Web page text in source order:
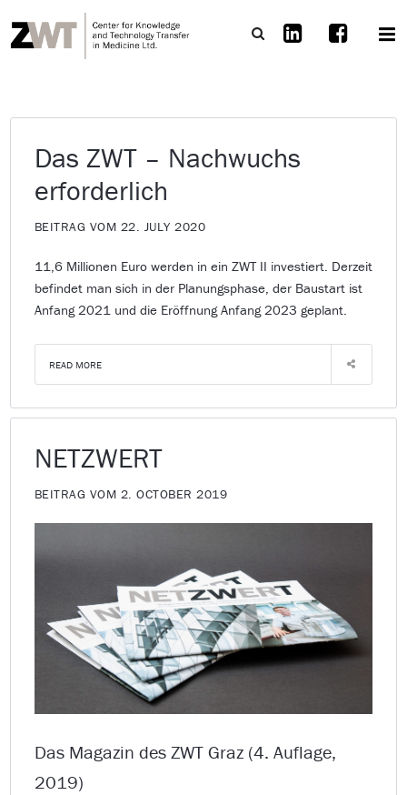
Das ZWT – Nachwuchs
erforderlich
BEITRAG VOM 22. JULY 2020
11,6 Millionen Euro werden in ein ZWT II investiert. Derzeit
befindet man sich in der Planungsphase, der Baustart ist
Anfang 2021 und die Eröffnung Anfang 2023 geplant.
READ MORE
NETZWERT
BEITRAG VOM 2. OCTOBER 2019
Das Magazin des ZWT Graz (4. Auflage,
2019)